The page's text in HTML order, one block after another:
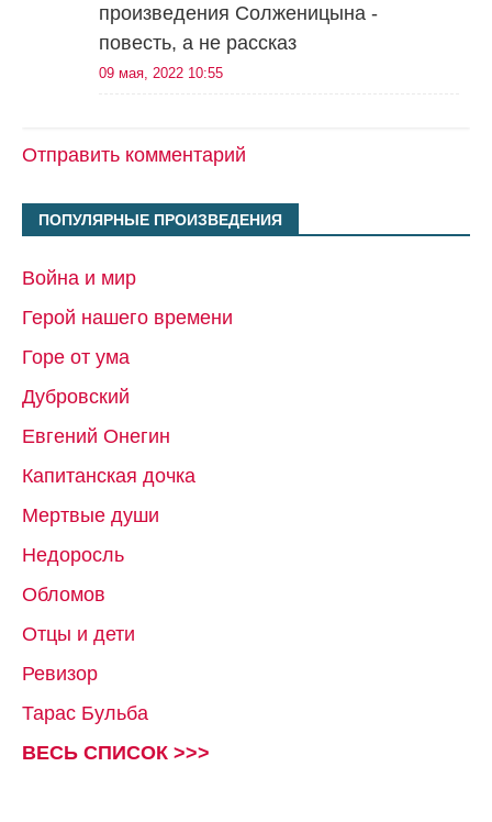
произведения Солженицына -
повесть, а не рассказ
09 мая, 2022 10:55
Отправить комментарий
ПОПУЛЯРНЫЕ ПРОИЗВЕДЕНИЯ
Война и мир
Герой нашего времени
Горе от ума
Дубровский
Евгений Онегин
Капитанская дочка
Мертвые души
Недоросль
Обломов
Отцы и дети
Ревизор
Тарас Бульба
ВЕСЬ СПИСОК >>>